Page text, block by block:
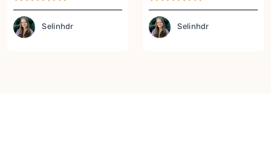
Tarifi
Selinhdr Selinhdr